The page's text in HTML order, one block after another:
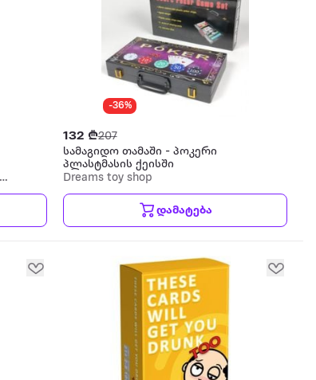
-36%
132 ₾207
სამაგიდო თამაში - პოკერი
პლასტმასის ქეისში
Dreams toy shop
დამატება